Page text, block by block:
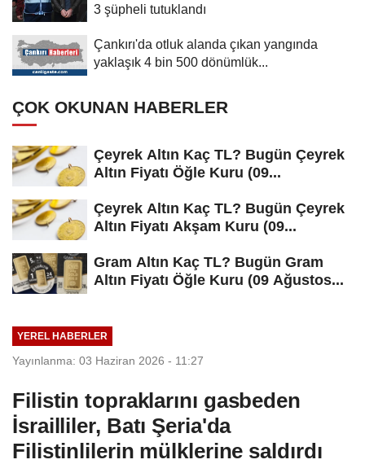
3 şüpheli tutuklandı
Çankırı'da otluk alanda çıkan yangında
yaklaşık 4 bin 500 dönümlük...
ÇOK OKUNAN HABERLER
Çeyrek Altın Kaç TL? Bugün Çeyrek
Altın Fiyatı Öğle Kuru (09...
Çeyrek Altın Kaç TL? Bugün Çeyrek
Altın Fiyatı Akşam Kuru (09...
Gram Altın Kaç TL? Bugün Gram
Altın Fiyatı Öğle Kuru (09 Ağustos...
YEREL HABERLER
Yayınlanma: 03 Haziran 2026 - 11:27
Filistin topraklarını gasbeden
İsrailliler, Batı Şeria'da
Filistinlilerin mülklerine saldırdı